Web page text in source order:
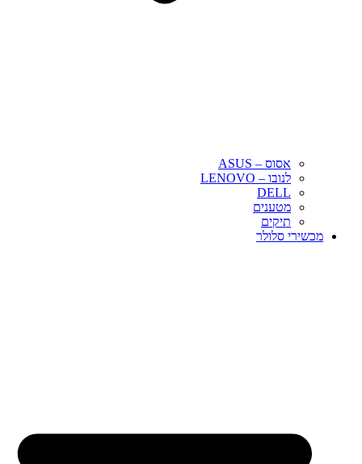
אסוס – ASUS
לנובו – LENOVO
DELL
מטענים
תיקים
מכשירי סלולר